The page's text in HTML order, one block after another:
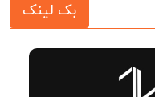
بک لینک